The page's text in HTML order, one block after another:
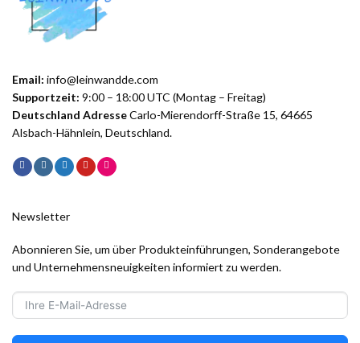
Email: info@leinwandde.com
Supportzeit: 9:00 – 18:00 UTC (Montag – Freitag)
Deutschland AdresseCarlo-Mierendorff-Straße 15, 64665
Alsbach-Hähnlein, Deutschland.
Newsletter
Abonnieren Sie, um über Produkteinführungen, Sonderangebote
und Unternehmensneuigkeiten informiert zu werden.